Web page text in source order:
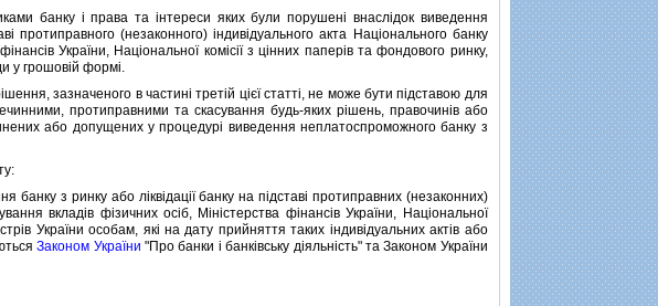
банку i права та iнтереси яких були порушенi внаслiдок виведення
протиправного (незаконного) iндивiдуального акта Нацiонального банку
України, Нацiональної комiсiї з цiнних паперiв та фондового ринку,
у грошовiй формi.
зазначеного в частинi третiй цiєї статтi, не може бути пiдставою для
протиправними та скасування будь-яких рiшень, правочинiв або
або допущених у процедурi виведення неплатоспроможного банку з
з ринку або лiквiдацiї банку на пiдставi протиправних (незаконних)
вкладiв фiзичних осiб, Мiнiстерства фiнансiв України, Нацiональної
України особам, якi на дату прийняття таких iндивiдуальних актiв або
Законом України "Про банки i банкiвську дiяльнiсть" та Законом України